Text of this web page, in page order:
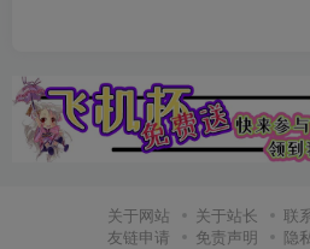
关于网站 关于站长 联
友链申请
免责声明 隐